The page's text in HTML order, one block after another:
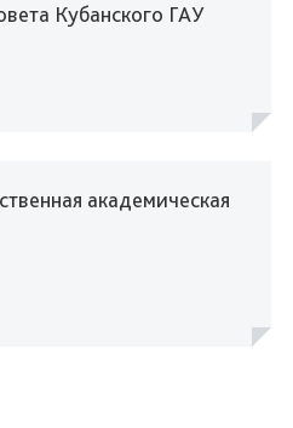
Кубанского ГАУ
академическая